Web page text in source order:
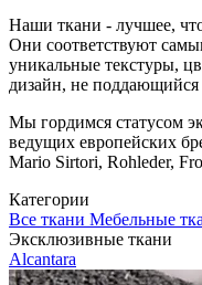
Наши ткани - лучшее,
Они соответствуют
уникальные текстуры,
дизайн, не
Мы гордимся статусом
ведущих европейских
Mario Sirtori, Rohleder,
Категории
Все ткани Мебельные
Эксклюзивные ткани
Alcantara